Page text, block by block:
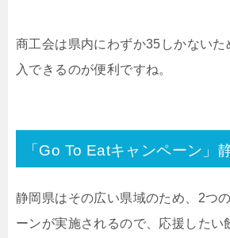
商工会は県内にわずか35しかない
入できるのが便利ですね。
「Go To Eatキャンペーン」
静岡県はその広い県域のため、2つ
ーンが実施されるので、応援したい